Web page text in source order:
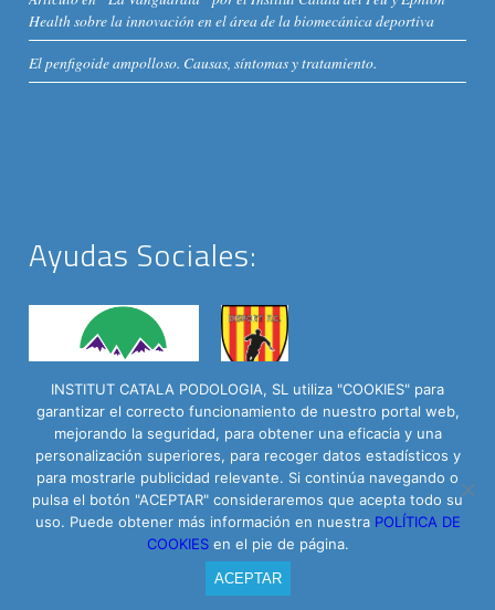
Health sobre la innovación en el área de la biomecánica deportiva
El penfigoide ampolloso. Causas, síntomas y tratamiento.
Ayudas Sociales:
Institut Català del Peu © 2016 - C/ Roselló 335 Baixos | Powered by
Arrova.cat
Política de privacidad
INSTITUT CATALA PODOLOGIA, SL utiliza "COOKIES" para
garantizar el correcto funcionamiento de nuestro portal web,
mejorando la seguridad, para obtener una eficacia y una
personalización superiores, para recoger datos estadísticos y
para mostrarle publicidad relevante. Si continúa navegando o
pulsa el botón "ACEPTAR" consideraremos que acepta todo su
uso. Puede obtener más información en nuestra POLÍTICA DE
COOKIES en el pie de página.
ACEPTAR